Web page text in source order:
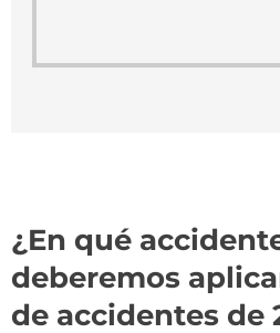
¿En qué
deberemos
de accidentes de